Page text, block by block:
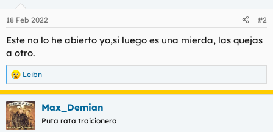
e
:
18 Feb 2022 #2
Este no lo he abierto yo,si luego es una mierda, las quejas
a otro.
R
e
a
c
c
i
Leibn
Max_Demian
Puta rata traicionera